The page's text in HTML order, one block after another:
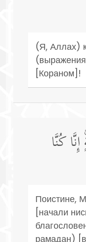
(Я, Аллах)
[Кораном]!
كُنَّا
Поистине,
[начали
рамадан)